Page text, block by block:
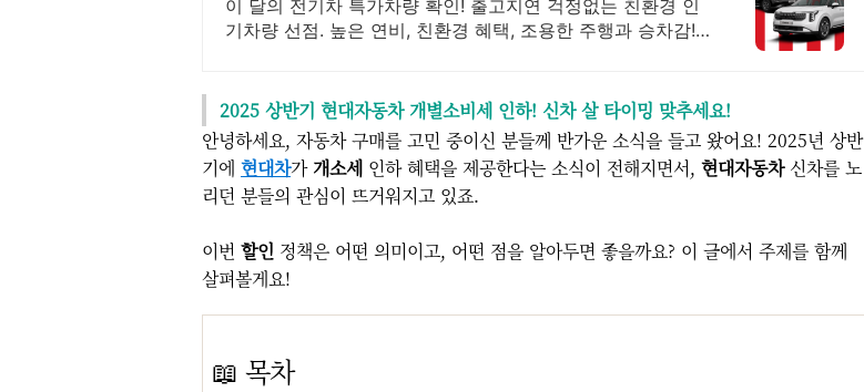
이 달의 전기차 특가차량 확인! 출고지연 걱정없는 친환경 인
기차량 선점. 높은 연비, 친환경 혜택, 조용한 주행과 승차감!
2025 상반기 현대자동차 개별소비세 인하! 신차 살 타이밍 맞추세요!
안녕하세요, 자동차 구매를 고민 중이신 분들께 반가운 소식을 들고 왔어요! 2025년 상반
기에 현대차가 개소세 인하 혜택을 제공한다는 소식이 전해지면서, 현대자동차신차를 노
리던 분들의 관심이 뜨거워지고 있죠.
이번 할인 정책은 어떤 의미이고, 어떤 점을 알아두면 좋을까요? 이 글에서 주제를 함께
살펴볼게요!
📖 목차